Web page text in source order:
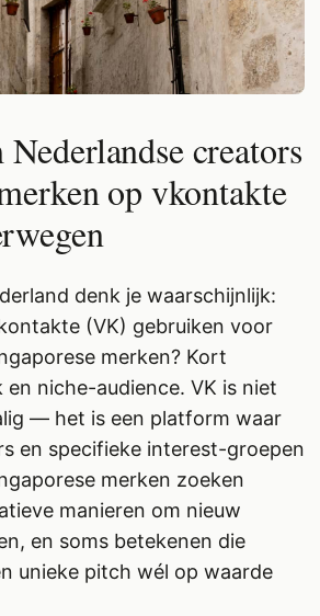
creators
op vkontakte
denk je waarschijnlijk:
(VK) gebruiken voor
merken? Kort
niche-audience. VK is niet
— het is een platform waar
en specifieke interest-groepen
merken zoeken
manieren om nieuw
en soms betekenen die
unieke pitch wél op waarde